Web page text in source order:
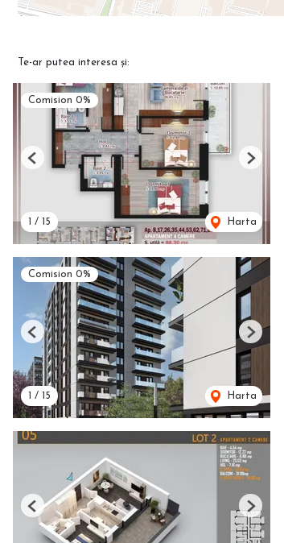
Te-ar putea interesa și:
Comision 0%
/ 15 Harta
Previous Next
Comision 0%
/ 15 Harta
Previous Next
Previous Next